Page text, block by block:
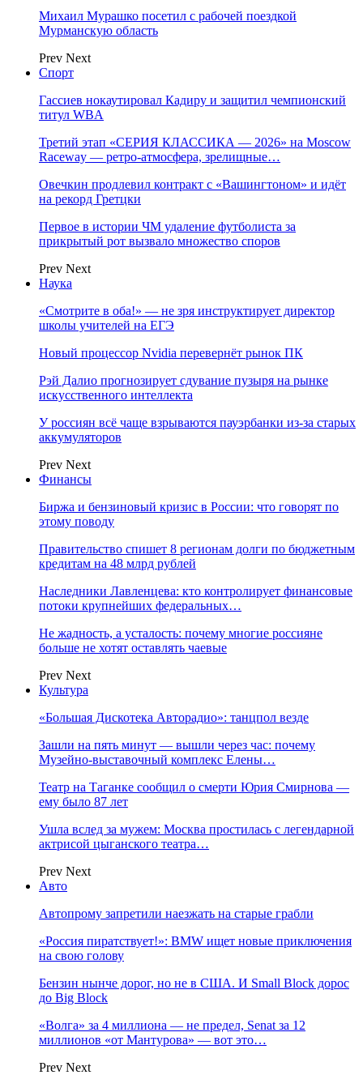
Михаил Мурашко посетил с рабочей поездкой
Мурманскую область
Prev Next
Спорт
Гассиев нокаутировал Кадиру и защитил чемпионский
титул WBA
Третий этап «СЕРИЯ КЛАССИКА — 2026» на Moscow
Raceway — ретро‑атмосфера, зрелищные…
Овечкин продлевил контракт с «Вашингтоном» и идёт
на рекорд Гретцки
Первое в истории ЧМ удаление футболиста за
прикрытый рот вызвало множество споров
Prev Next
Наука
«Смотрите в оба!» — не зря инструктирует директор
школы учителей на ЕГЭ
Новый процессор Nvidia перевернёт рынок ПК
Рэй Далио прогнозирует сдувание пузыря на рынке
искусственного интеллекта
У россиян всё чаще взрываются пауэрбанки из-за старых
аккумуляторов
Prev Next
Финансы
Биржа и бензиновый кризис в России: что говорят по
этому поводу
Правительство спишет 8 регионам долги по бюджетным
кредитам на 48 млрд рублей
Наследники Лавленцева: кто контролирует финансовые
потоки крупнейших федеральных…
Не жадность, а усталость: почему многие россияне
больше не хотят оставлять чаевые
Prev Next
Культура
«Большая Дискотека Авторадио»: танцпол везде
Зашли на пять минут — вышли через час: почему
Музейно-выставочный комплекс Елены…
Театр на Таганке сообщил о смерти Юрия Смирнова —
ему было 87 лет
Ушла вслед за мужем: Москва простилась с легендарной
актрисой цыганского театра…
Prev Next
Авто
Автопрому запретили наезжать на старые грабли
«Россия пиратствует!»: BMW ищет новые приключения
на свою голову
Бензин нынче дорог, но не в США. И Small Block дорос
до Big Block
«Волга» за 4 миллиона — не предел, Senat за 12
миллионов «от Мантурова» — вот это…
Prev Next